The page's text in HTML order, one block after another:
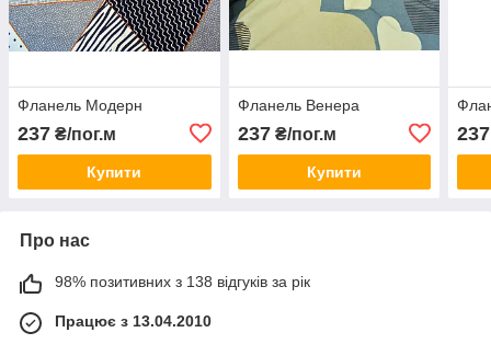
Фланель Модерн
237 ₴/пог.м
Купити
Фланель Венера
237₴/пог.м
Купити
237
Про нас
98% позитивних з 138 відгуків за рік
Працює з 13.04.2010